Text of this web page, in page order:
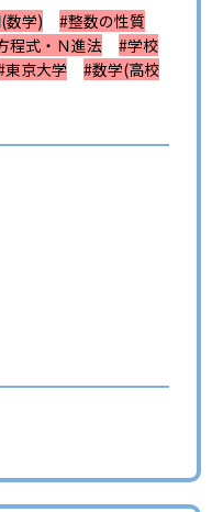
数学)
#整数の性質
程式・Ｎ進法
#学校
東京大学
#数学(高校